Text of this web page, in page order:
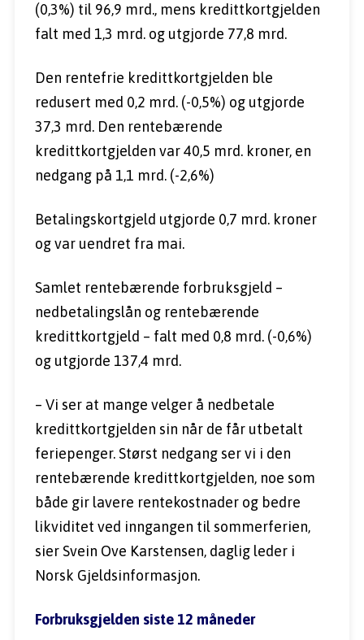
(0,3%) til 96,9 mrd., mens kredittkortgjelden
falt med 1,3 mrd. og utgjorde 77,8 mrd.
Den rentefrie kredittkortgjelden ble
redusert med 0,2 mrd. (-0,5%) og utgjorde
37,3 mrd. Den rentebærende
kredittkortgjelden var 40,5 mrd. kroner, en
nedgang på 1,1 mrd. (-2,6%)
Betalingskortgjeld utgjorde 0,7 mrd. kroner
og var uendret fra mai.
Samlet rentebærende forbruksgjeld –
nedbetalingslån og rentebærende
kredittkortgjeld – falt med 0,8 mrd. (-0,6%)
og utgjorde 137,4 mrd.
– Vi ser at mange velger å nedbetale
kredittkortgjelden sin når de får utbetalt
feriepenger. Størst nedgang ser vi i den
rentebærende kredittkortgjelden, noe som
både gir lavere rentekostnader og bedre
likviditet ved inngangen til sommerferien,
sier Svein Ove Karstensen, daglig leder i
Norsk Gjeldsinformasjon.
Forbruksgjelden siste 12 måneder